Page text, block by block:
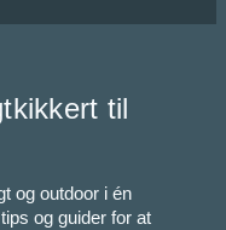
til
og outdoor i én
og guider for at